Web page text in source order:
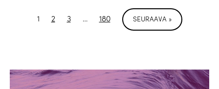
1 2 3 … 180 SEURAAVA »